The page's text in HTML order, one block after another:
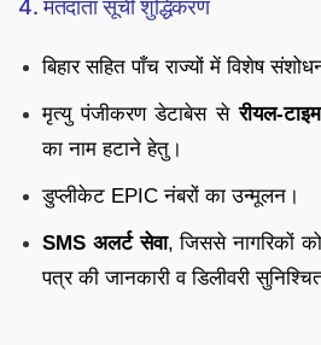
4. मतदाता सूची शुद्धिकरण
बिहार सहित पाँच राज्यों में विशेष
मृत्यु पंजीकरण डेटाबेस सेरीयल-
का नाम हटाने हेतु।
डुप्लीकेट EPIC नंबरों का उन्मूलन।
SMS अलर्ट सेवा, जिससे नागरिकों
पत्र की जानकारी व डिलीवरी